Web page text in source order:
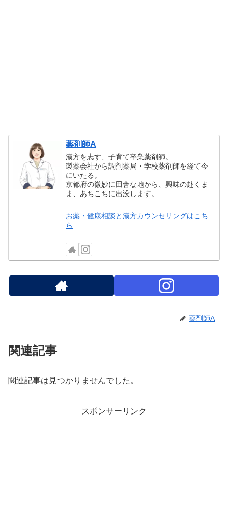
薬剤師A
漢方を志す、子育て卒業薬剤師。
製薬会社から調剤薬局・学校薬剤師を経て今
にいたる。
京都府の微妙に田舎な地から、興味の赴くま
ま、あちこちに出没します。
お薬・健康相談と漢方カウンセリングはこち
ら
薬剤師A
関連記事
関連記事は見つかりませんでした。
スポンサーリンク